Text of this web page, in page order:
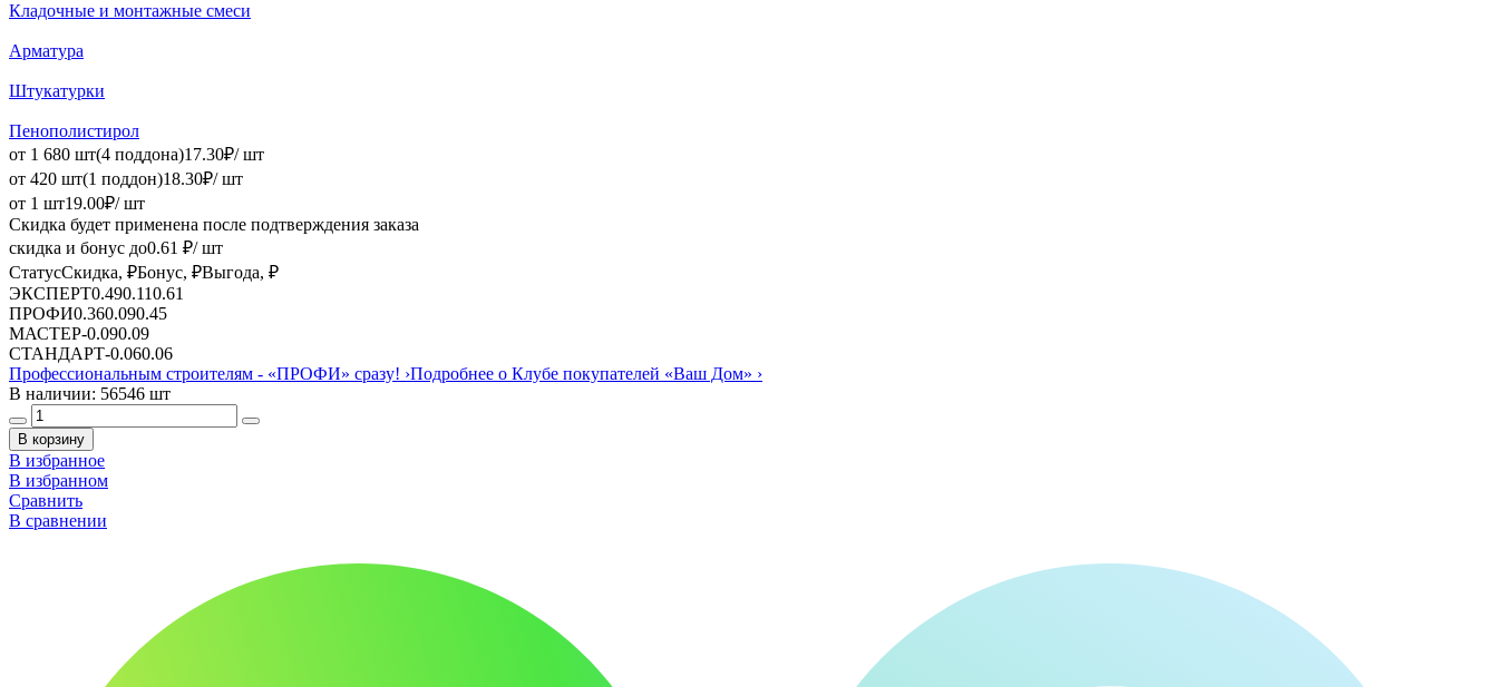
Кладочные и монтажные смеси
Арматура
Штукатурки
Пенополистирол
от 1 680 шт(4 поддона)17.30₽/ шт
от 420 шт(1 поддон)18.30₽/ шт
от 1 шт19.00₽/ шт
Скидка будет применена после подтверждения заказа
скидка и бонус до0.61 ₽/ шт
СтатусСкидка, ₽Бонус, ₽Выгода, ₽
ЭКСПЕРТ0.490.110.61
ПРОФИ0.360.090.45
МАСТЕР-0.090.09
СТАНДАРТ-0.060.06
Профессиональным строителям - «ПРОФИ» сразу! ›Подробнее о Клубе покупателей «Ваш Дом» ›
В наличии: 56546 шт
В корзину
В избранное
В избранном
Сравнить
В сравнении